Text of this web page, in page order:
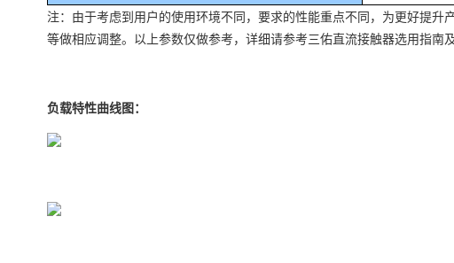
注：由于考虑到用户的使用环境不同，要求的性能重点不同，为更好提
等做相应调整。以上参数仅做参考，详细请参考三佑直流接触器选用指南
负载特性曲线图：